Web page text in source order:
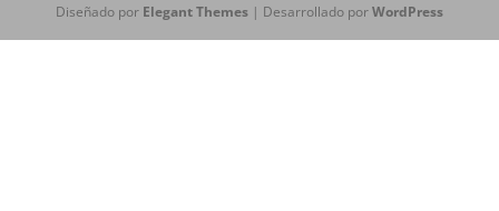
Diseñado por Elegant Themes| Desarrollado porWordPress